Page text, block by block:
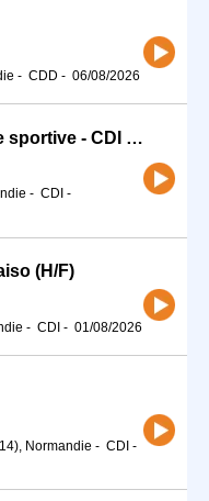
- CDD - 06/08/2026
Educateur sportif / Educatrice sportive - CDI 35h (H/F)
- CDI -
(H/F)
- CDI - 01/08/2026
Normandie - CDI -